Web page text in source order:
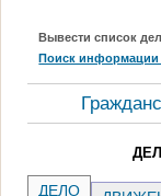
Вывести список
Поиск информации
ДЕЛО